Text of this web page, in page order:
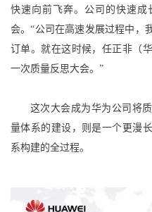
快速向前飞奔。公司的快速成
会。“公司在高速发展过程中，
订单。就在这时候，任正非（
一次质量反思大会。”
这次大会成为华为公司将
量体系的建设，则是一个更漫
系构建的全过程。